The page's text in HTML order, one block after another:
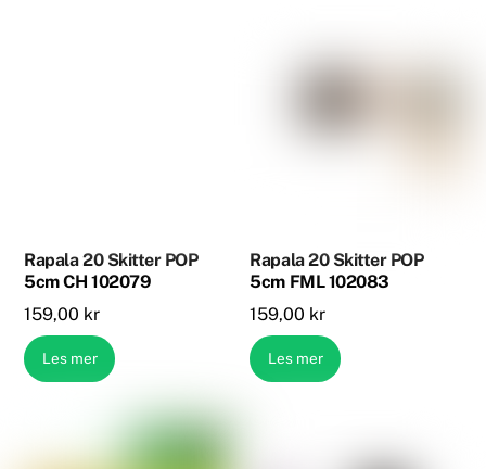
Rapala 20 Skitter POP
5cm CH 102079
159,00 kr
Les mer
Rapala 20 Skitter POP
5cm FML 102083
159,00 kr
Les mer